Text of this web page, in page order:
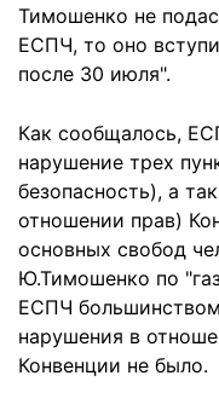
Тимошенко не
ЕСПЧ, то оно
после 30 июля".
Как сообщалось,
нарушение трех
безопасность), а
отношении прав)
основных свобод
Ю.Тимошенко по
ЕСПЧ большинством
нарушения в
Конвенции не было.